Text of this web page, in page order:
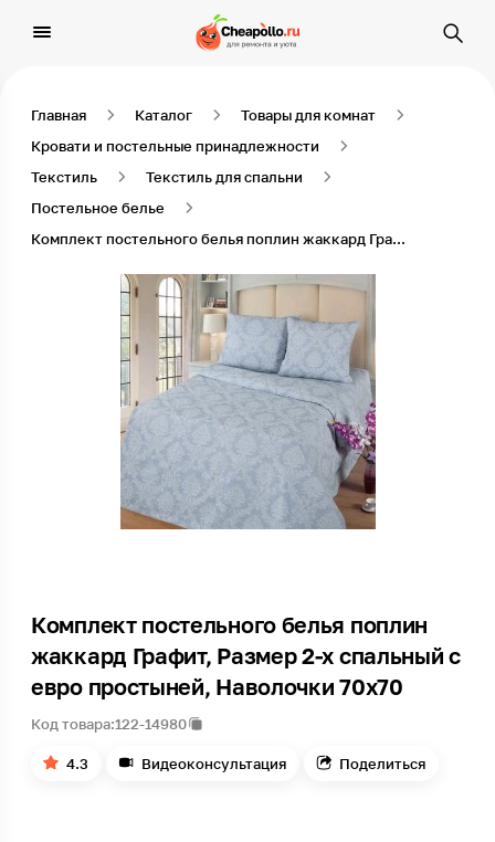
Главная Каталог
Товары для комнат
Кровати и постельные принадлежности
Текстиль
Текстиль для спальни
Постельное белье
Комплект постельного белья поплин жаккард Графит, Размер 2-х спальный с евро простыней, Наволочки 70х70
Комплект постельного белья поплин
жаккард Графит, Размер 2-х спальный с
евро простыней, Наволочки 70х70
Код товара:122-14980
4.3 Видеоконсультация Поделиться